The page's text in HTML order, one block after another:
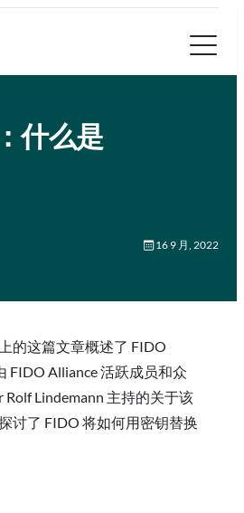
什么是
16 9 月, 2022
的这篇文章概述了 FIDO
FIDO Alliance 活跃成员和众
Rolf Lindemann 主持的关于该
讨了 FIDO 将如何用密钥替换